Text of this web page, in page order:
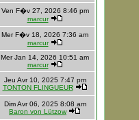
Ven F�v 27, 2026 8:46 pm
marcur
Mer F�v 18, 2026 7:36 am
marcur
Mer Jan 14, 2026 10:51 am
marcur
Jeu Avr 10, 2025 7:47 pm
TONTON FLINGUEUR
Dim Avr 06, 2025 8:08 am
Baron von Lützow